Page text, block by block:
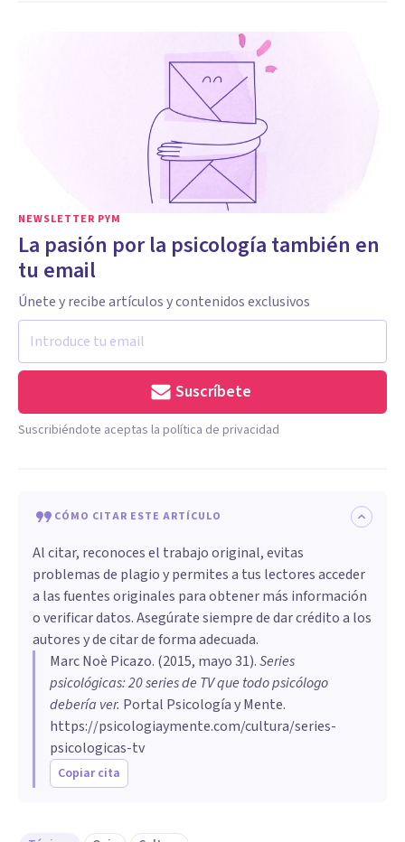
NEWSLETTER PYM
La pasión por la psicología también en
tu email
Únete y recibe artículos y contenidos exclusivos
Suscríbete
Suscribiéndote aceptas la política de privacidad
CÓMO CITAR ESTE ARTÍCULO
Al citar, reconoces el trabajo original, evitas
problemas de plagio y permites a tus lectores acceder
a las fuentes originales para obtener más información
o verificar datos. Asegúrate siempre de dar crédito a los
autores y de citar de forma adecuada.
Marc Noè Picazo. (2015, mayo 31).Series
psicológicas: 20 series de TV que todo psicólogo
debería ver. Portal Psicología y Mente.
https://psicologiaymente.com/cultura/series-
psicologicas-tv
Copiar cita